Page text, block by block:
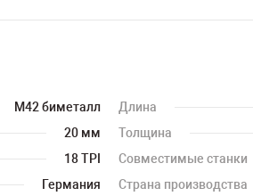
M42 биметалл Длина
20 мм Толщина
18 TPI Совместимые станки
Германия Страна производства